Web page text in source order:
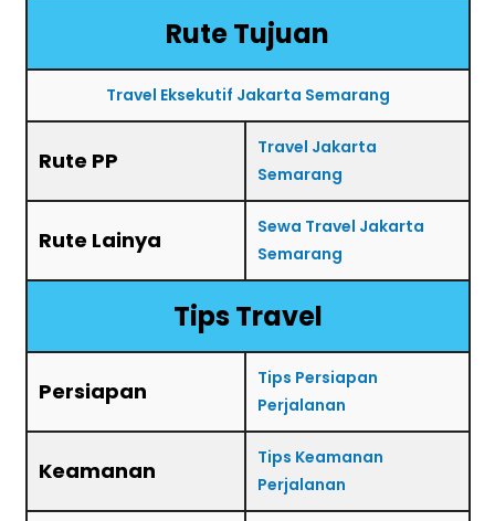
Rute Tujuan
Travel Eksekutif Jakarta Semarang
Rute PP
Travel Jakarta
Semarang
Rute Lainya
Sewa Travel Jakarta
Semarang
Tips Travel
Persiapan
Tips Persiapan
Perjalanan
Keamanan
Tips Keamanan
Perjalanan